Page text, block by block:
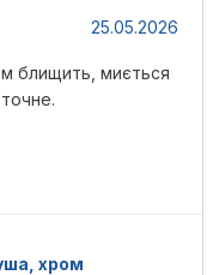
25.05.2026
блищить, миється
хром